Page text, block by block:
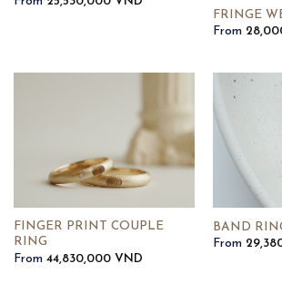
FRINGE
From
FINGER PRINT COUPLE
RING
From 44,830,000 VND
BAND
From